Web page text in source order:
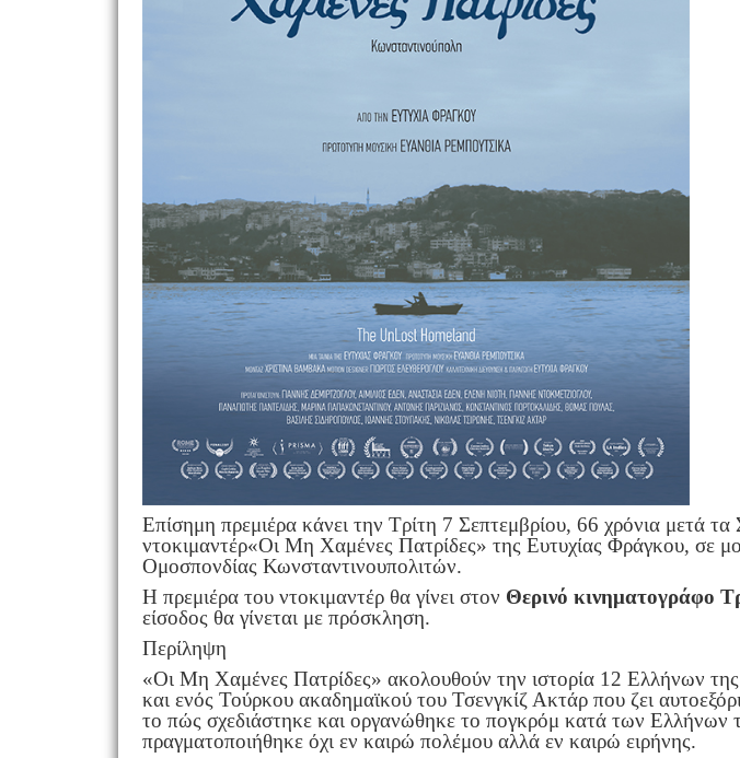
Επίσημη πρεμιέρα κάνει την Τρίτη 7 Σεπτεμβρίου, 66 χρόνια μετά
ντοκιμαντέρ«Οι Μη Χαμένες Πατρίδες» της Ευτυχίας Φράγκου, σε
Ομοσπονδίας Κωνσταντινουπολιτών.
Η πρεμιέρα του ντοκιμαντέρ θα γίνει στον Θερινό κινηματογράφο
είσοδος θα γίνεται με πρόσκληση.
Περίληψη
«Οι Μη Χαμένες Πατρίδες» ακολουθούν την ιστορία 12 Ελλήνων
και ενός Τούρκου ακαδημαϊκού του Τσενγκίζ Ακτάρ που ζει
το πώς σχεδιάστηκε και οργανώθηκε το πογκρόμ κατά των
πραγματοποιήθηκε όχι εν καιρώ πολέμου αλλά εν καιρώ ειρήνης.